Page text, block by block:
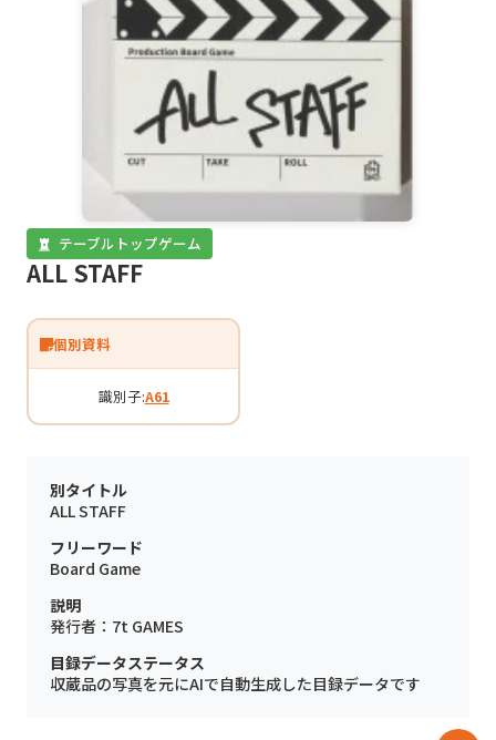
テーブルトップゲーム
ALL STAFF
個別資料
識別子:A61
別タイトル
ALL STAFF
フリーワード
Board Game
説明
発行者：7t GAMES
目録データステータス
収蔵品の写真を元にAIで自動生成した目録データです